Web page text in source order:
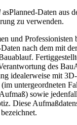
asPlanned-Daten aus
zu verwenden.
und Professionisten
Daten nach dem mit
des
idealerweise mit
(im untergeordneten
sowie
Diese